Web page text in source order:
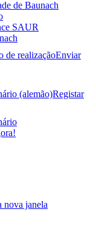
de Baunach
SAUR
de realizaçãoEnviar
(alemão)Registar
nova janela